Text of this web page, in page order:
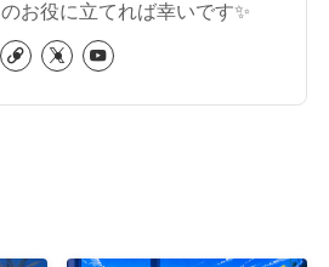
お役に立てれば幸いです✨